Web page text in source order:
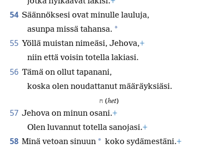
54 Säännöksesi ovat minulle lauluja,
asunpa missä tahansa. *
55 Yöllä muistan nimeäsi, Jehova,+
niin että voisin totella lakiasi.
56 Tämä on ollut tapanani,
koska olen noudattanut määräyksiäsi.
ח (het)
57 Jehova on minun osani.+
Olen luvannut totella sanojasi.+
58 Minä vetoan sinuun * koko sydämestäni.+